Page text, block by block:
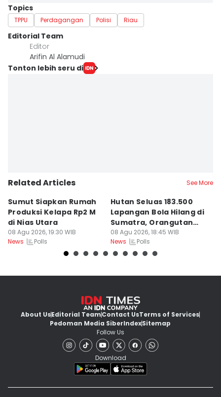
Topics
TPPU Perdagangan Polisi Riau
Editorial Team
Editor
Arifin Al Alamudi
Tonton lebih seru di
Related Articles See More
Sumut Siapkan Rumah
Produksi Kelapa Rp2 M
di Nias Utara
08 Agu 2026, 19:30 WIB
News
Polls
Hutan Seluas 183.500
Lapangan Bola Hilang di
Sumatra, Orangutan
Tertekan
08 Agu 2026, 18:45 WIB
News
Polls
About UsEditorial TeamContact UsTerms of Services
Pedoman Media SiberIndexSitemap
Follow Us
Download